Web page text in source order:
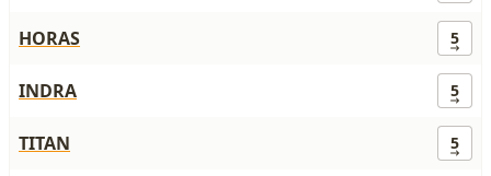
HORAS 5
INDRA 5
TITAN 5